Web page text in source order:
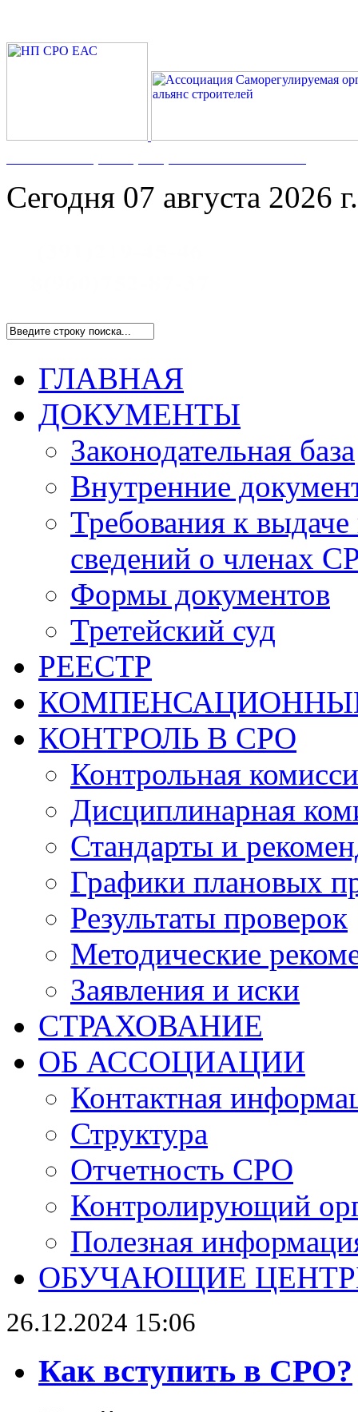
Сегодня 07 августа 2026 г.
ГЛАВНАЯ
ДОКУМЕНТЫ
Законодательная база
Внутренние
Требования к
сведений о членах
Формы документов
Третейский суд
РЕЕСТР
КОНТРОЛЬ В СРО
Контрольная
Дисциплинарная
Стандарты и
Графики плановых
Результаты проверок
Методические
Заявления и иски
СТРАХОВАНИЕ
ОБ АССОЦИАЦИИ
Контактная
Структура
Отчетность СРО
Контролирующий
Полезная
ОБУЧАЮЩИЕ
26.12.2024 15:06
Как вступить в СРО?